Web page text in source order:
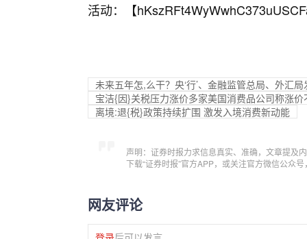
活动：【
未来五年怎,么干？央‘行’、金融监管总局、外汇局
宝洁{因}关税压力涨价多家美国消费品公司称涨价
离境:退{税}政策持续扩围 激发入境消费新动能
声明：证券时报力求信息真实、准确，文章提及
下载“证券时报”官方APP，或关注官方微信公众
网友评论